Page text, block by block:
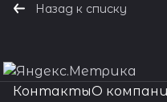
Назад к списку
КонтактыО